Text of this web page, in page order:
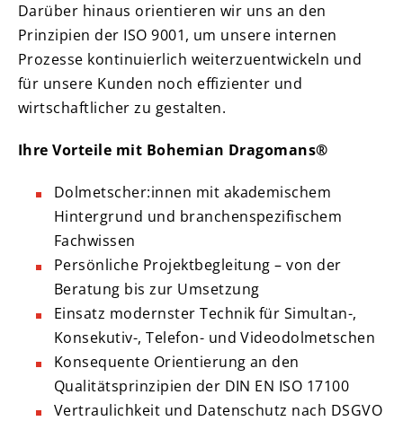
Darüber hinaus orientieren wir uns an den
Prinzipien der ISO 9001, um unsere internen
Prozesse kontinuierlich weiterzuentwickeln und
für unsere Kunden noch effizienter und
wirtschaftlicher zu gestalten.
Ihre Vorteile mit Bohemian Dragomans®
Dolmetscher:innen mit akademischem
Hintergrund und branchenspezifischem
Fachwissen
Persönliche Projektbegleitung – von der
Beratung bis zur Umsetzung
Einsatz modernster Technik für Simultan-,
Konsekutiv-, Telefon- und Videodolmetschen
Konsequente Orientierung an den
Qualitätsprinzipien der DIN EN ISO 17100
Vertraulichkeit und Datenschutz nach DSGVO